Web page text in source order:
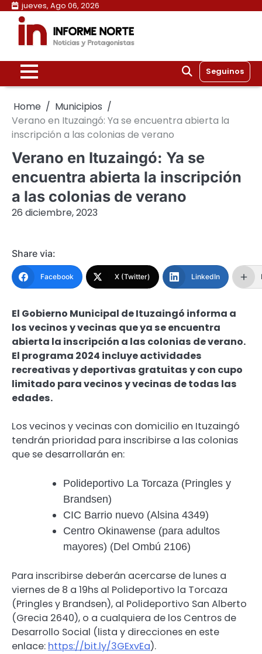
Skip
content
jueves, Ago 06, 2026
Seguinos
Home
Municipios
Verano en Ituzaingó: Ya se encuentra abierta la
inscripción a las colonias de verano
Verano en Ituzaingó: Ya se
encuentra abierta la inscripción
a las colonias de verano
26 diciembre, 2023
Share via:
Facebook X (Twitter) LinkedIn
El Gobierno Municipal de Ituzaingó informa a
los vecinos y vecinas que ya se encuentra
abierta la inscripción a las colonias de verano.
El programa 2024 incluye actividades
recreativas y deportivas gratuitas y con cupo
limitado para vecinos y vecinas de todas las
edades.
Los vecinos y vecinas con domicilio en Ituzaingó
tendrán prioridad para inscribirse a las colonias
que se desarrollarán en:
Polideportivo La Torcaza (Pringles y
Brandsen)
CIC Barrio nuevo (Alsina 4349)
Centro Okinawense (para adultos
mayores) (Del Ombú 2106)
Para inscribirse deberán acercarse de lunes a
viernes de 8 a 19hs al Polideportivo la Torcaza
(Pringles y Brandsen), al Polideportivo San Alberto
(Grecia 2640), o a cualquiera de los Centros de
Desarrollo Social (lista y direcciones en este
enlace: https://bit.ly/3GExvEa).